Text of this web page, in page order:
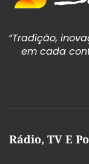
“Tradição,
em cada
Rádio, TV E